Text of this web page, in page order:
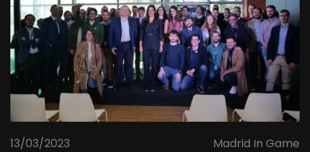
13/03/2023 Madrid In Game